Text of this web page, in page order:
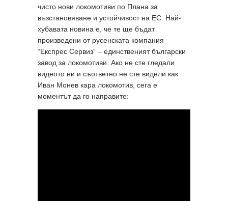
чисто нови локомотиви по Плана за
възстановяване и устойчивост на ЕС. Най-
хубавата новина е, че те ще бъдат
произведени от русенската компания
“Експрес Сервиз” – единственият български
завод за локомотиви. Ако не сте гледали
видеото ни и съответно не сте видели как
Иван Монев кара локомотив, сега е
моментът да го направите: